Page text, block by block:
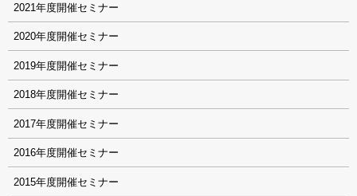
2021
2020
2019
2018
2017
2016
2015